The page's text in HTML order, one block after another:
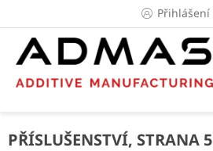
obsah
Přihlášení
PŘÍSLUŠENSTVÍ, STRANA 5